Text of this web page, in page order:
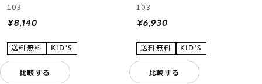
103
¥8,140
比較する
103
¥6,930
比較する